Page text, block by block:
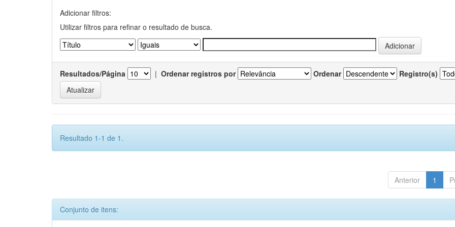
Adicionar filtros:
Utilizar filtros para refinar o resultado de busca.
Resultados/Página | Ordenar registros por Ordenar Registro(s)
Resultado 1-1 de 1.
Anterior 1
Conjunto de itens: